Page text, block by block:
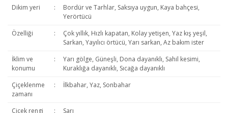
Dikim yeri
:
Bordür ve Tarhlar, Saksıya uygun, Kaya bahçesi,
Yerörtücü
Özelliği
:
Çok yıllık, Hızlı kapatan, Kolay yetişen, Yaz kış yeşil,
Sarkan, Yayılıcı örtücü, Yarı sarkan, Az bakım ister
İklim ve
konumu
:
Yarı gölge, Güneşli, Dona dayanıklı, Sahil kesimi,
Kuraklığa dayanıklı, Sıcağa dayanıklı
Çiçeklenme
zamanı
: İlkbahar, Yaz, Sonbahar
Çiçek rengi :
Sarı